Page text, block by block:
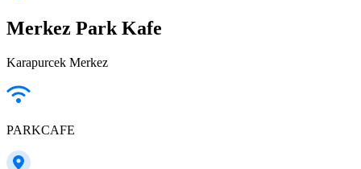
Merkez Park Kafe
Karapurcek Merkez
PARKCAFE